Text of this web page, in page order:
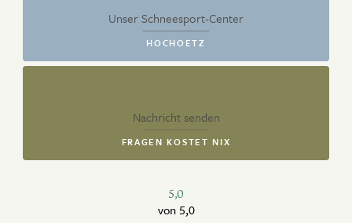
Unser Schneesport-Center
HOCHOETZ
Nachricht senden
FRAGEN KOSTET NIX
5,0
von 5,0